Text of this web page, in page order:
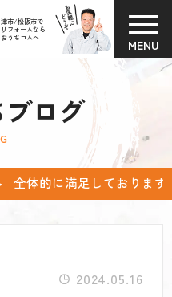
津市/松阪市で
リフォームなら
おうちコムへ
MENU
ログ
全体的に満足しておりま
2024.05.16